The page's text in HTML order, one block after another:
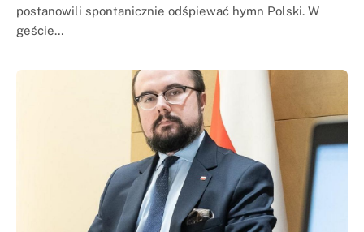
postanowili spontanicznie odśpiewać hymn Polski. W
geście…